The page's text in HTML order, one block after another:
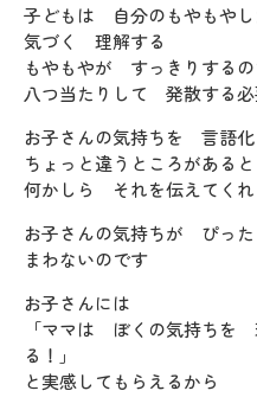
子どもは 自分のもやもや
気づく 理解する
もやもやが すっきりするの
八つ当たりして 発散する
お子さんの気持ちを 言語化
ちょっと違うところがある
何かしら それを伝えてくれ
お子さんの気持ちが ぴっ
まわないのです
お子さんには
「ママは ぼくの気持ちを
る！」
と実感してもらえるから